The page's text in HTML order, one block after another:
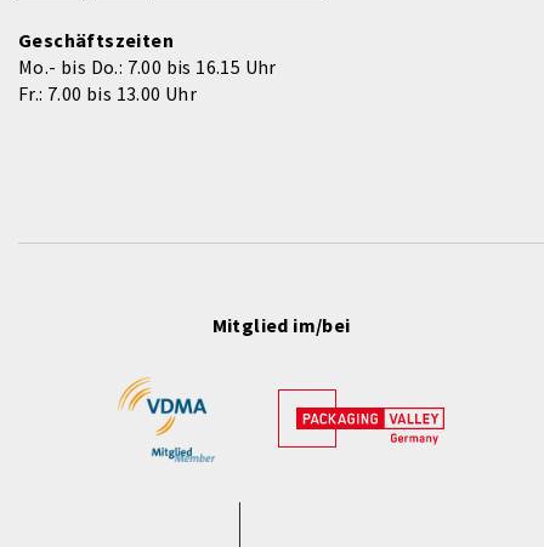
Geschäftszeiten
Mo.- bis Do.: 7.00 bis 16.15 Uhr
Fr.: 7.00 bis 13.00 Uhr
Mitglied im/bei